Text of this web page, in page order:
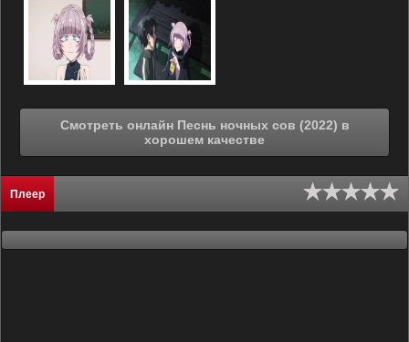
Смотреть онлайн Песнь ночных сов (2022) в
хорошем качестве
Плеер